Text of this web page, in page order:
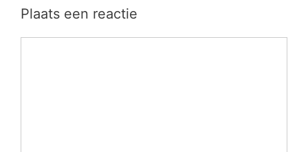
Plaats een reactie